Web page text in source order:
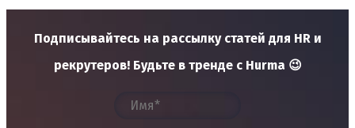
Подписывайтесь на рассылку статей для HR и
рекрутеров! Будьте в тренде с Hurma 😉